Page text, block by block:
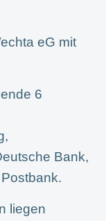
eG mit
6
Bank,
liegen